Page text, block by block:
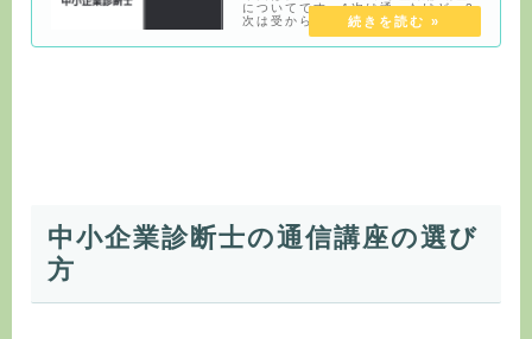
についてです。1次は通ったけど、2
次は受からなかったので充実したサ
ポートを比較的安い料金で求める方
ならおすすめです。中小企業診断士
中小企業診断士の通信講座の選び
方